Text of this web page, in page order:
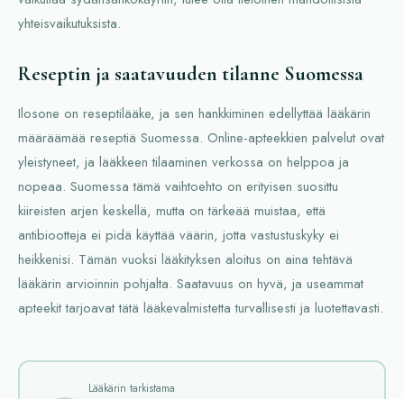
yhteisvaikutuksista.
Reseptin ja saatavuuden tilanne Suomessa
Ilosone on reseptilääke, ja sen hankkiminen edellyttää lääkärin
määräämää reseptiä Suomessa. Online-apteekkien palvelut ovat
yleistyneet, ja lääkkeen tilaaminen verkossa on helppoa ja
nopeaa. Suomessa tämä vaihtoehto on erityisen suosittu
kiireisten arjen keskellä, mutta on tärkeää muistaa, että
antibiootteja ei pidä käyttää väärin, jotta vastustuskyky ei
heikkenisi. Tämän vuoksi lääkityksen aloitus on aina tehtävä
lääkärin arvioinnin pohjalta. Saatavuus on hyvä, ja useammat
apteekit tarjoavat tätä lääkevalmistetta turvallisesti ja luotettavasti.
Lääkärin tarkistama